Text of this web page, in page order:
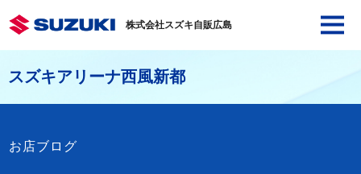
株式会社スズキ自販広島
スズキアリーナ西風新都
お店ブログ